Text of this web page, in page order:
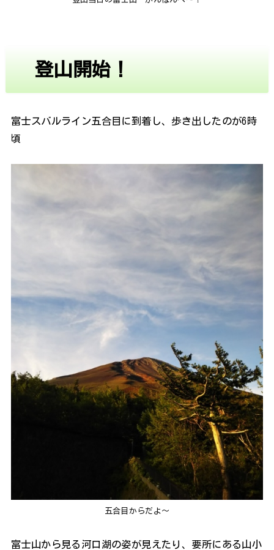
登山開始！
富士スバルライン五合目に到着し、歩き出したのが6時
頃
五合目からだよ～
富士山から見る河口湖の姿が見えたり、要所にある山小